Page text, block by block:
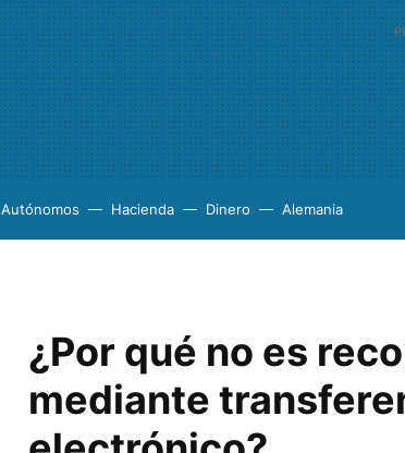
Autónomos Hacienda Dinero Alemania
¿Por qué no es
mediante